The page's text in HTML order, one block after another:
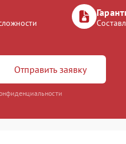
Отправить заявку